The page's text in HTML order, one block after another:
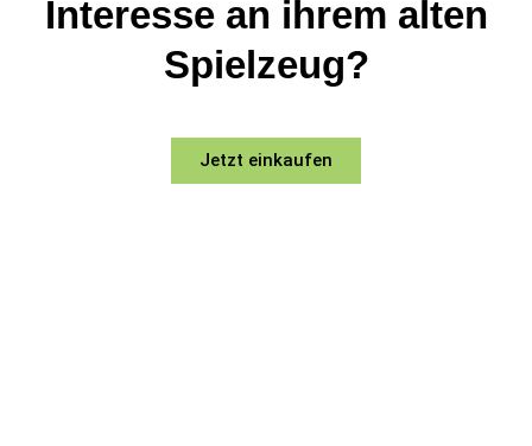
Interesse an ihrem alten
Spielzeug?
Jetzt einkaufen